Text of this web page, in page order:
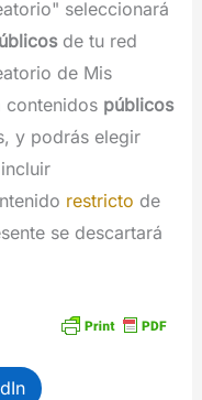
seleccionará
de tu red
de Mis
contenidos públicos
y podrás elegir
restricto de
se descartará